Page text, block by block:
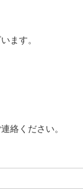
ます。
絡ください。